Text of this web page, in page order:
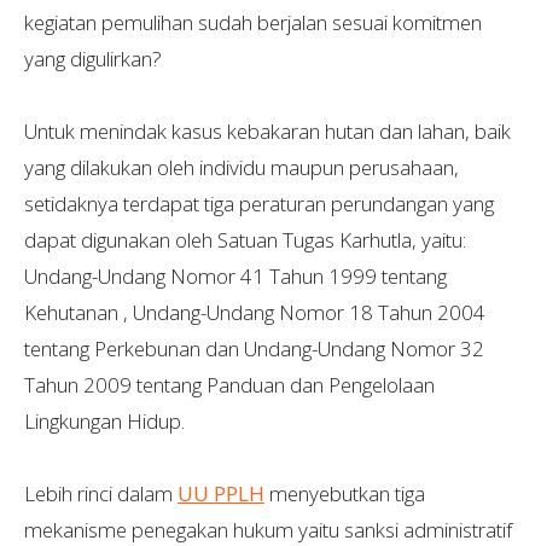
kegiatan pemulihan sudah berjalan sesuai komitmen
yang digulirkan?
Untuk menindak kasus kebakaran hutan dan lahan, baik
yang dilakukan oleh individu maupun perusahaan,
setidaknya terdapat tiga peraturan perundangan yang
dapat digunakan oleh Satuan Tugas Karhutla, yaitu:
Undang-Undang Nomor 41 Tahun 1999 tentang
Kehutanan , Undang-Undang Nomor 18 Tahun 2004
tentang Perkebunan dan Undang-Undang Nomor 32
Tahun 2009 tentang Panduan dan Pengelolaan
Lingkungan Hidup.
Lebih rinci dalam UU PPLH menyebutkan tiga
mekanisme penegakan hukum yaitu sanksi administratif